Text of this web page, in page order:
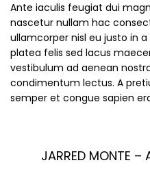
Ante iaculis feugiat dui
nascetur nullam hac
ullamcorper nisl eu justo in
platea felis sed lacus
vestibulum ad aenean
condimentum lectus. A
semper et congue sapien
JARRED MONTE –